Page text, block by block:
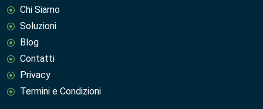
Chi Siamo
Soluzioni
Blog
Contatti
Privacy
Termini e Condizioni